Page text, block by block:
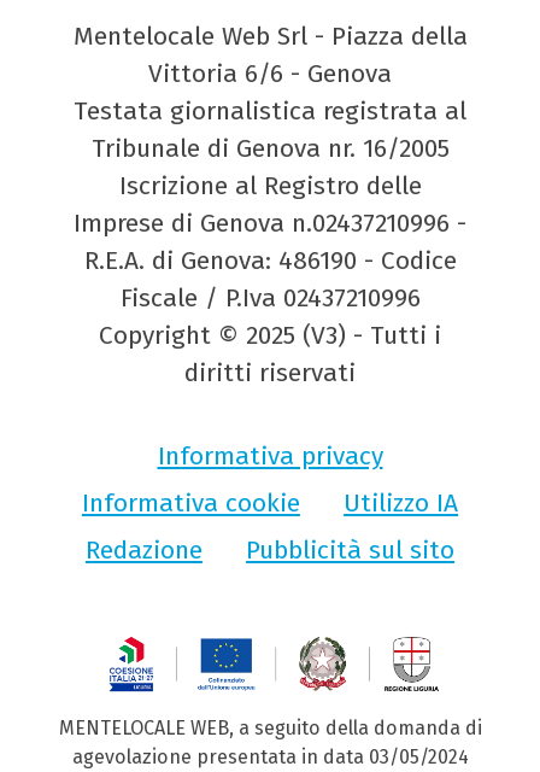
Mentelocale Web Srl - Piazza della
Vittoria 6/6 - Genova
Testata giornalistica registrata al
Tribunale di Genova nr. 16/2005
Iscrizione al Registro delle
Imprese di Genova n.02437210996 -
R.E.A. di Genova: 486190 - Codice
Fiscale / P.Iva 02437210996
Copyright © 2025 (V3) - Tutti i
diritti riservati
Informativa privacy
Informativa cookie
Utilizzo IA
Redazione
Pubblicità sul sito
MENTELOCALE WEB, a seguito della domanda di
agevolazione presentata in data 03/05/2024